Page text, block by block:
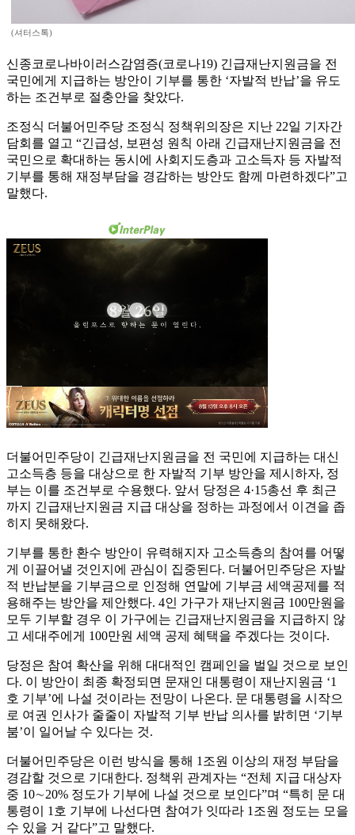
(셔터스톡)
신종코로나바이러스감염증(코로나19) 긴급재난지원금을 전
국민에게 지급하는 방안이 기부를 통한 ‘자발적 반납’을 유도
하는 조건부로 절충안을 찾았다.
조정식 더불어민주당 조정식 정책위의장은 지난 22일 기자간
담회를 열고 “긴급성, 보편성 원칙 아래 긴급재난지원금을 전
국민으로 확대하는 동시에 사회지도층과 고소득자 등 자발적
기부를 통해 재정부담을 경감하는 방안도 함께 마련하겠다”고
말했다.
더불어민주당이 긴급재난지원금을 전 국민에 지급하는 대신
고소득층 등을 대상으로 한 자발적 기부 방안을 제시하자, 정
부는 이를 조건부로 수용했다. 앞서 당정은 4·15총선 후 최근
까지 긴급재난지원금 지급 대상을 정하는 과정에서 이견을 좁
히지 못해왔다.
기부를 통한 환수 방안이 유력해지자 고소득층의 참여를 어떻
게 이끌어낼 것인지에 관심이 집중된다. 더불어민주당은 자발
적 반납분을 기부금으로 인정해 연말에 기부금 세액공제를 적
용해주는 방안을 제안했다. 4인 가구가 재난지원금 100만원을
모두 기부할 경우 이 가구에는 긴급재난지원금을 지급하지 않
고 세대주에게 100만원 세액 공제 혜택을 주겠다는 것이다.
당정은 참여 확산을 위해 대대적인 캠페인을 벌일 것으로 보인
다. 이 방안이 최종 확정되면 문재인 대통령이 재난지원금 ‘1
호 기부’에 나설 것이라는 전망이 나온다. 문 대통령을 시작으
로 여권 인사가 줄줄이 자발적 기부 반납 의사를 밝히면 ‘기부
붐’이 일어날 수 있다는 것.
더불어민주당은 이런 방식을 통해 1조원 이상의 재정 부담을
경감할 것으로 기대한다. 정책위 관계자는 “전체 지급 대상자
중 10∼20% 정도가 기부에 나설 것으로 보인다”며 “특히 문 대
통령이 1호 기부에 나선다면 참여가 잇따라 1조원 정도는 모을
수 있을 거 같다”고 말했다.